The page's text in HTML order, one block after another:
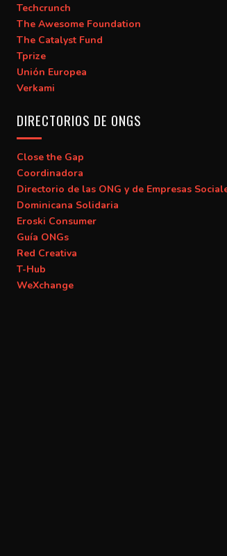
Techcrunch
The Awesome Foundation
The Catalyst Fund
Tprize
Unión Europea
Verkami
DIRECTORIOS DE ONGS
Close the Gap
Coordinadora
Directorio de las ONG y de Empresas
Dominicana Solidaria
Eroski Consumer
Guía ONGs
Red Creativa
T-Hub
WeXchange